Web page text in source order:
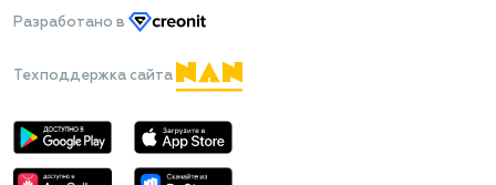
Разработано в
Техподдержка сайта